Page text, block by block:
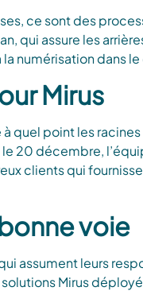
ce sont des
qui assure les
numérisation dans
Mirus
quel point les
20 décembre,
clients qui
voie
assument leurs
Mirus